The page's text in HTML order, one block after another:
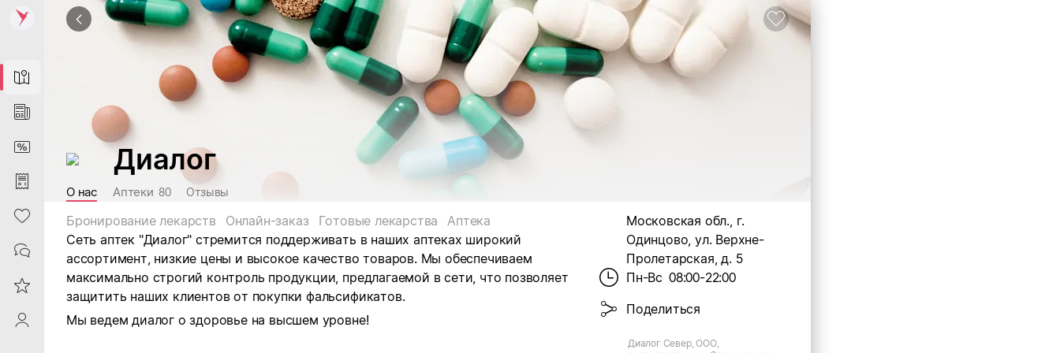
Map
News
DiscountCard
Purchases
Heart
Contacts
Reviews
ProfileSaby
Диалог
О нас Аптеки 80 Отзывы
Бронирование лекарств Онлайн-заказ Готовые лекарства
Аптека
Сеть аптек "Диалог" стремится поддерживать в наших аптеках широкий
ассортимент, низкие цены и высокое качество товаров. Мы обеспечиваем
максимально строгий контроль продукции, предлагаемой в сети, что позволяет
защитить наших клиентов от покупки фальсификатов.
Мы ведем диалог о здоровье на высшем уровне!
Московская обл., г.
Одинцово, ул. Верхне-
Пролетарская, д. 5
Пн-Вс 08:00-22:00
Поделиться
Диалог Север, ООО,